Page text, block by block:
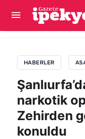
HABERLER
narkotik
Zehirden
konuldu
Cumhurbaşkanı